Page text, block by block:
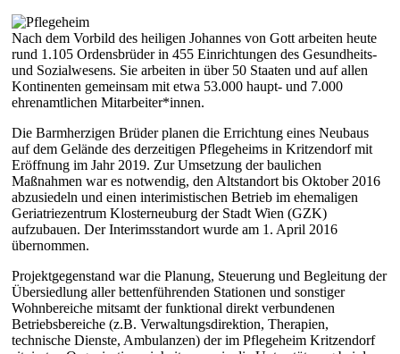
Nach dem Vorbild des heiligen Johannes von Gott arbeiten heute
rund 1.105 Ordensbrüder in 455 Einrichtungen des Gesundheits-
und Sozialwesens. Sie arbeiten in über 50 Staaten und auf allen
Kontinenten gemeinsam mit etwa 53.000 haupt- und 7.000
ehrenamtlichen Mitarbeiter*innen.
Die Barmherzigen Brüder planen die Errichtung eines Neubaus
auf dem Gelände des derzeitigen Pflegeheims in Kritzendorf mit
Eröffnung im Jahr 2019. Zur Umsetzung der baulichen
Maßnahmen war es notwendig, den Altstandort bis Oktober 2016
abzusiedeln und einen interimistischen Betrieb im ehemaligen
Geriatriezentrum Klosterneuburg der Stadt Wien (GZK)
aufzubauen. Der Interimsstandort wurde am 1. April 2016
übernommen.
Projektgegenstand war die Planung, Steuerung und Begleitung der
Übersiedlung aller bettenführenden Stationen und sonstiger
Wohnbereiche mitsamt der funktional direkt verbundenen
Betriebsbereiche (z.B. Verwaltungsdirektion, Therapien,
technische Dienste, Ambulanzen) der im Pflegeheim Kritzendorf